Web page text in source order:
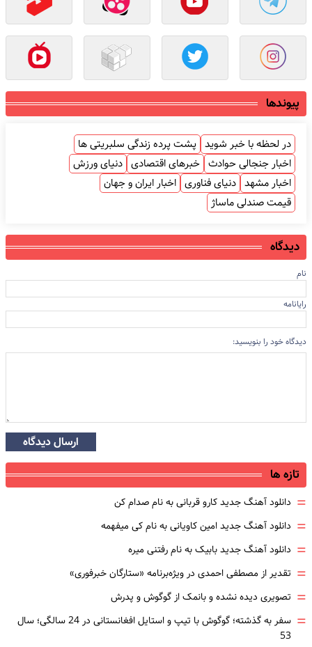
پیوندها
در لحظه با خبر شوید پشت پرده زندگی سلبریتی ها
اخبار جنجالی حوادث خبرهای اقتصادی دنیای ورزش
اخبار مشهد دنیای فناوری اخبار ایران و جهان
قیمت صندلی ماساژ
دیدگاه
نام
رایانامه
دیدگاه خود را بنویسید:
ارسال دیدگاه
تازه ها
= دانلود آهنگ جدید کارو قربانی به نام صدام کن
= دانلود آهنگ جدید امین کاویانی به نام کی میفهمه
= دانلود آهنگ جدید بابیک به نام رفتنی میره
= تقدیر از مصطفی احمدی در ویژه‌برنامه «ستارگان خبرفوری»
= تصویری دیده نشده و بانمک از گوگوش و پدرش
=
سفر به گذشته؛ گوگوش با تیپ و استایل افغانستانی در 24 سالگی؛ سال
53